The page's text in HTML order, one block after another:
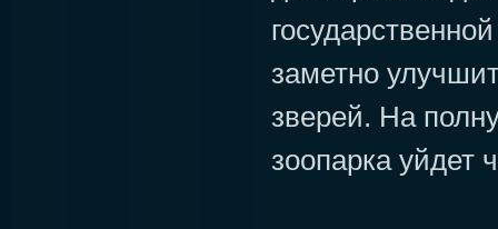
заметно
зверей. На
зоопарка уйдет